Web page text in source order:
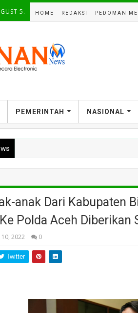
5. HOME REDAKSI PEDOMAN
PEMERINTAH NASIONAL
anak Dari Kabupaten
Polda Aceh Diberikan
10, 2022 0
Twitter